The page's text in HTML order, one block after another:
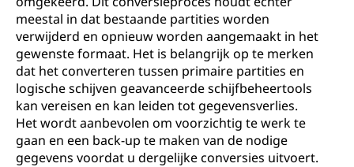
meestal in dat bestaande partities worden
verwijderd en opnieuw worden aangemaakt in het
gewenste formaat. Het is belangrijk op te merken
dat het converteren tussen primaire partities en
logische schijven geavanceerde schijfbeheertools
kan vereisen en kan leiden tot gegevensverlies.
Het wordt aanbevolen om voorzichtig te werk te
gaan en een back-up te maken van de nodige
gegevens voordat u dergelijke conversies uitvoert.